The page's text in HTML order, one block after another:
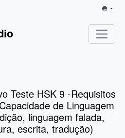
Teste HSK 9 -Requisitos
de Linguagem
linguagem falada,
escrita, tradução)